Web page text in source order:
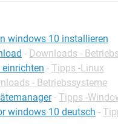
windows 10 installieren
- Downloads -
- Tipps -Linux
- Betriebssysteme
- Tipps -
windows 10 deutsch -